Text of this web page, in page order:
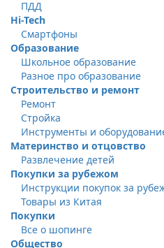
ПДД
Hi-Tech
Смартфоны
Образование
Школьное образование
Разное про образование
Строительство и ремонт
Ремонт
Стройка
Инструменты и
Материнство и отцовство
Развлечение детей
Покупки за рубежом
Инструкции покупок за
Товары из Китая
Покупки
Все о шопинге
Общество